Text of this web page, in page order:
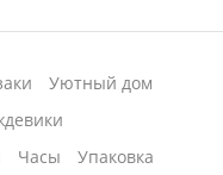
Уютный дом
Часы
Упаковка